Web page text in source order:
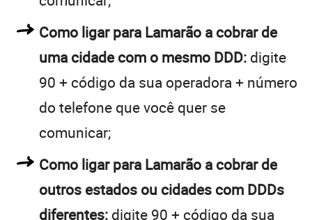
Como ligar para Lamarão a cobrar de
uma cidade com o mesmo DDD: digite
90 + código da sua operadora + número
do telefone que você quer se
comunicar;
Como ligar para Lamarão a cobrar de
outros estados ou cidades com DDDs
diferentes: digite 90 + código da sua